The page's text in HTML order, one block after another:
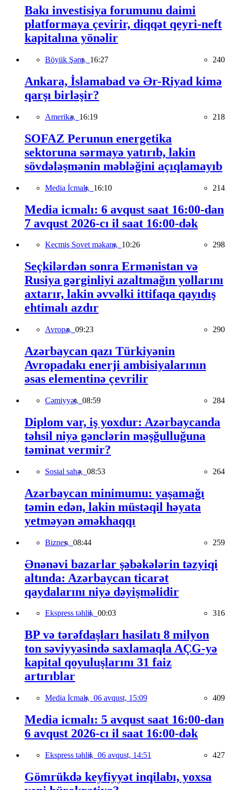
Bakı investisiya forumunu daimi
platformaya çevirir, diqqət qeyri-neft
kapitalına yönəlir
Böyük Şərq, 16:27 240
Ankara, İslamabad və Ər-Riyad kimə
qarşı birləşir?
Amerika, 16:19 218
SOFAZ Perunun energetika
sektoruna sərmayə yatırıb, lakin
sövdələşmənin məbləğini açıqlamayıb
Media İcmalı, 16:10 214
Media icmalı: 6 avqust saat 16:00-dan
7 avqust 2026-cı il saat 16:00-dək
Keçmiş Sovet məkanı, 10:26 298
Seçkilərdən sonra Ermənistan və
Rusiya gərginliyi azaltmağın yollarını
axtarır, lakin əvvəlki ittifaqa qayıdış
ehtimalı azdır
Avropa, 09:23 290
Azərbaycan qazı Türkiyənin
Avropadakı enerji ambisiyalarının
əsas elementinə çevrilir
Cəmiyyət, 08:59 284
Diplom var, iş yoxdur: Azərbaycanda
təhsil niyə gənclərin məşğulluğuna
təminat vermir?
Sosial sahə, 08:53 264
Azərbaycan minimumu: yaşamağı
təmin edən, lakin müstəqil həyata
yetməyən əməkhaqqı
Biznes, 08:44 259
Ənənəvi bazarlar şəbəkələrin təzyiqi
altında: Azərbaycan ticarət
qaydalarını niyə dəyişməlidir
Ekspress təhlil, 00:03 316
BP və tərəfdaşları hasilatı 8 milyon
ton səviyyəsində saxlamaqla AÇG-yə
kapital qoyuluşlarını 31 faiz
artırıblar
Media İcmalı, 06 avqust, 15:09 409
Media icmalı: 5 avqust saat 16:00-dan
6 avqust 2026-cı il saat 16:00-dək
Ekspress təhlil, 06 avqust, 14:51 427
Gömrükdə keyfiyyət inqilabı, yoxsa